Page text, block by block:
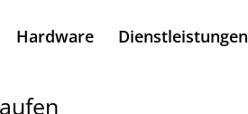
Hardware Dienstleistungen